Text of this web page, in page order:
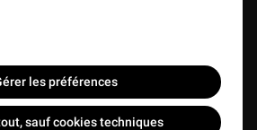
les préférences
sauf cookies techniques
de l'exposition : Gravure en clair-obscur.